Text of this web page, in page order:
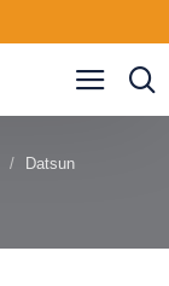
Datsun